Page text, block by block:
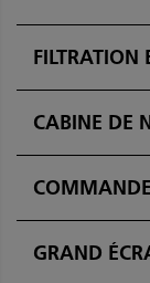
FILTRATION
CABINE DE
GRAND